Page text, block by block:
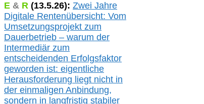
E & R (13.5.26): Zwei Jahre
Digitale Rentenübersicht: Vom
Umsetzungsprojekt zum
Dauerbetrieb – warum der
Intermediär zum
entscheidenden Erfolgsfaktor
geworden ist: eigentliche
Herausforderung liegt nicht in
der einmaligen Anbindung,
sondern in langfristig stabiler